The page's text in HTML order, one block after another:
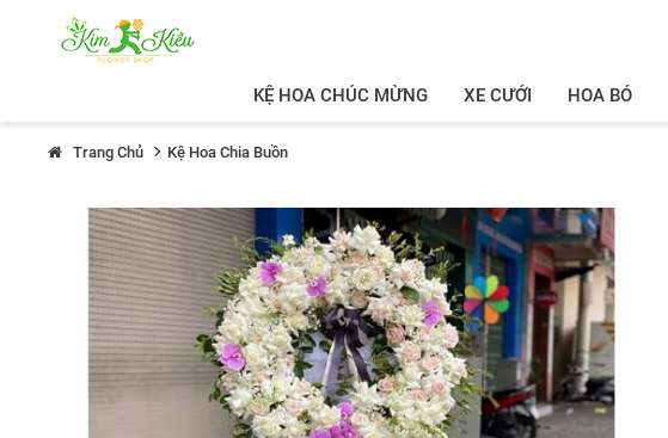
KỆ HOA CHÚC MỪNG XE CƯỚI HOA BÓ
Trang Chủ Kệ Hoa Chia Buồn